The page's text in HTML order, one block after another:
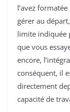
l’avez
gérer au
limite indiquée
que vous
encore,
conséquent, il
directement
capacité de